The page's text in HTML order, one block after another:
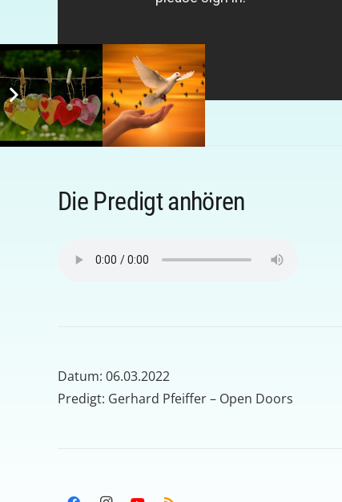
Die Predigt anhören
Datum: 06.03.2022
Predigt: Gerhard Pfeiffer – Open Doors